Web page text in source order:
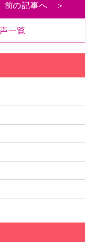
一覧
前の記事へ ＞